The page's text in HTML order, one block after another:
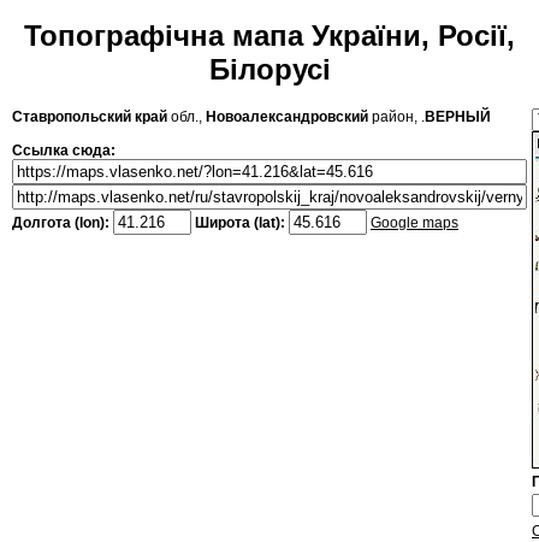
Топографічна мапа України, Росії,
Білорусі
Ставропольский край обл., Новоалександровский район, .ВЕРНЫЙ
Ссылка сюда:
Долгота (lon): Широта (lat): Google maps